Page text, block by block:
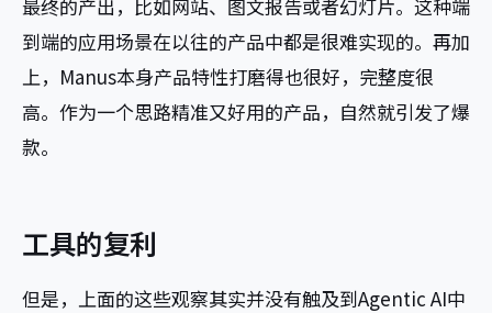
最终的产出，比如网站、图文报告或者幻灯片。这种端
到端的应用场景在以往的产品中都是很难实现的。再加
上，Manus本身产品特性打磨得也很好，完整度很
高。作为一个思路精准又好用的产品，自然就引发了爆
款。
工具的复利
但是，上面的这些观察其实并没有触及到Agentic AI中